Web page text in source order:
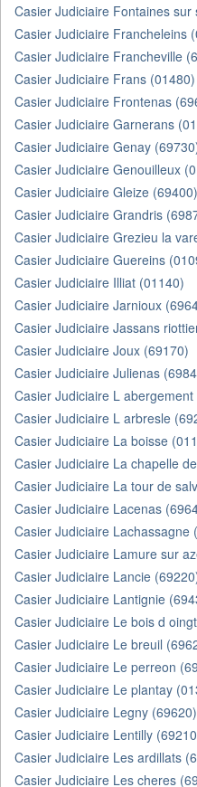
Casier Judiciaire Fontaines sur
Casier Judiciaire Francheleins
Casier Judiciaire Francheville
Casier Judiciaire Frans (01480)
Casier Judiciaire Frontenas
Casier Judiciaire Garnerans
Casier Judiciaire Genay
Casier Judiciaire Genouilleux
Casier Judiciaire Gleize (69400)
Casier Judiciaire Grandris
Casier Judiciaire Grezieu la
Casier Judiciaire Guereins
Casier Judiciaire Illiat (01140)
Casier Judiciaire Jarnioux
Casier Judiciaire Jassans
Casier Judiciaire Joux (69170)
Casier Judiciaire Julienas
Casier Judiciaire L
Casier Judiciaire L arbresle
Casier Judiciaire La boisse
Casier Judiciaire La chapelle
Casier Judiciaire La tour de
Casier Judiciaire Lacenas
Casier Judiciaire Lachassagne
Casier Judiciaire Lamure sur
Casier Judiciaire Lancie
Casier Judiciaire Lantignie
Casier Judiciaire Le bois d
Casier Judiciaire Le breuil
Casier Judiciaire Le perreon
Casier Judiciaire Le plantay
Casier Judiciaire Legny (69620)
Casier Judiciaire Lentilly
Casier Judiciaire Les ardillats
Casier Judiciaire Les cheres